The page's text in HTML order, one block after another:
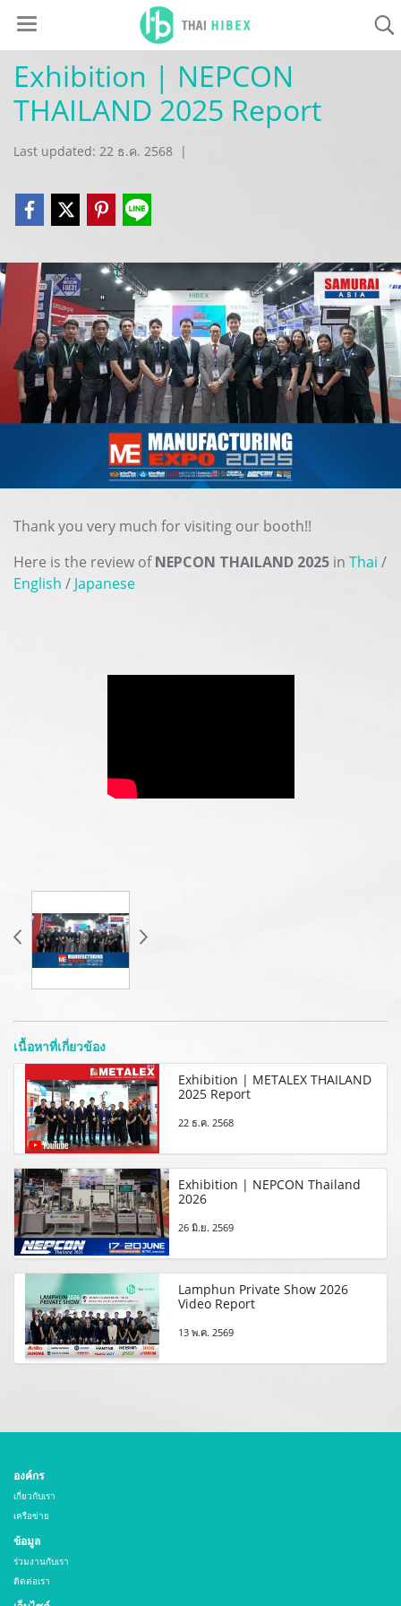
Exhibition | NEPCON
THAILAND 2025 Report
Last updated: 22 ธ.ค. 2568 |
Thank you very much for visiting our booth!!
Here is the review ofNEPCON THAILAND 2025 in Thai /
English / Japanese
ThTh
เนื้อหาที่เกี่ยวข้อง
Exhibition | METALEX THAILAND
2025 Report
22 ธ.ค. 2568
Exhibition | NEPCON Thailand
2026
26 มิ.ย. 2569
Lamphun Private Show 2026
Video Report
13 พ.ค. 2569
องค์กร
เกี่ยวกับเรา
เครือข่าย
ข้อมูล
ร่วมงานกับเรา
ติดต่อเรา